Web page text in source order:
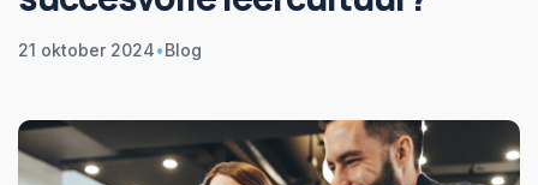
21 oktober 2024•Blog